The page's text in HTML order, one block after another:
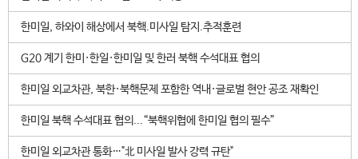
한미일, 하와이 해상에서 북핵.미사일 탐지.추적훈련
G20 계기 한미·한일·한미일 및 한러 북핵 수석대표 협의
한미일 외교차관, 북한·북핵문제 포함한 역내·글로벌 현안 공조 재확인
한미일 북핵 수석대표 협의...“북핵위협에 한미일 협의 필수”
한미일 외교차관 통화…"北 미사일 발사 강력 규탄"